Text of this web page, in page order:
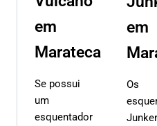
em
Marateca
Se possui
um
esquentador
em
Os